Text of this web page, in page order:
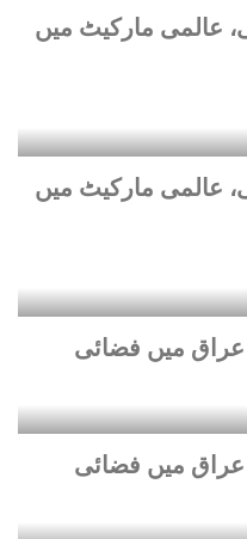
مارکیٹ میں
مارکیٹ میں
میں فضائی
میں فضائی